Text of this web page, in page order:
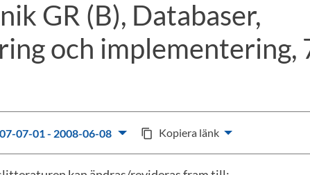
Personal Lediga jobb
GR (B), Databaser,
och implementering,
07-01 - 2008-06-08 content_copy Kopiera länk